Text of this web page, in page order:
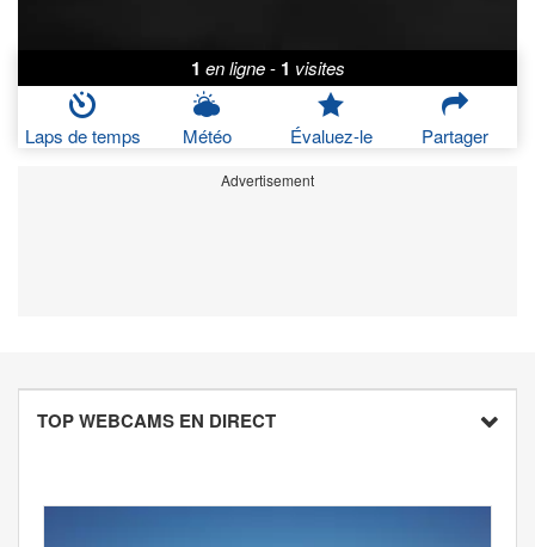
1 en ligne - 1 visites
Laps de temps Météo Évaluez-le Partager
Advertisement
TOP WEBCAMS EN DIRECT